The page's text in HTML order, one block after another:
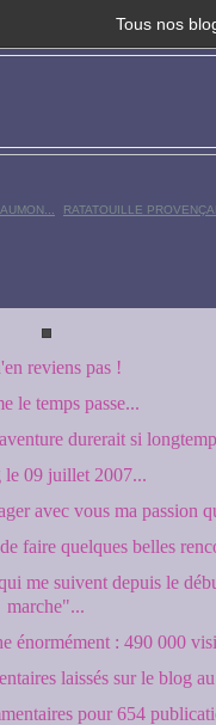
Tous nos
RATATOUILLE
reviens pas !
le temps passe...
durerait si
le 09 juillet 2007...
avec vous ma passion
faire quelques belles
me suivent depuis le
marche"...
énormément : 490 000
laissés sur le blog au
pour 654